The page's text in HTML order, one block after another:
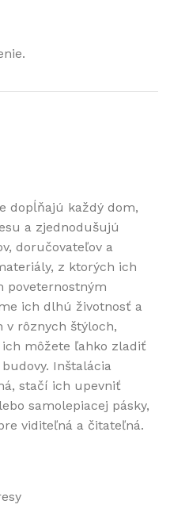
dopĺňajú každý dom,
a zjednodušujú
doručovateľov a
z ktorých ich
poveternostným
ich dlhú životnosť a
v rôznych štýloch,
môžete ľahko zladiť
Inštalácia
stačí ich upevniť
samolepiacej pásky,
viditeľná a čitateľná.